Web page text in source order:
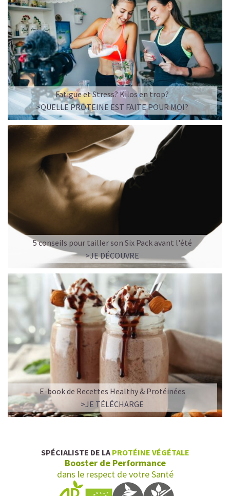
Fatigue et Stress? Kilos en trop?
>QUELLE PROTEINE EST FAITE POUR MOI?
5 conseils pour tailler son Six Pack avant l'été
>JE DÉCOUVRE
E-book de Recettes Healthy & Protéinées
>JE TÉLÉCHARGE
SPÉCIALISTE DE LA PROTÉINE VÉGÉTALE
Booster de Performance
dans le respect de votre Santé